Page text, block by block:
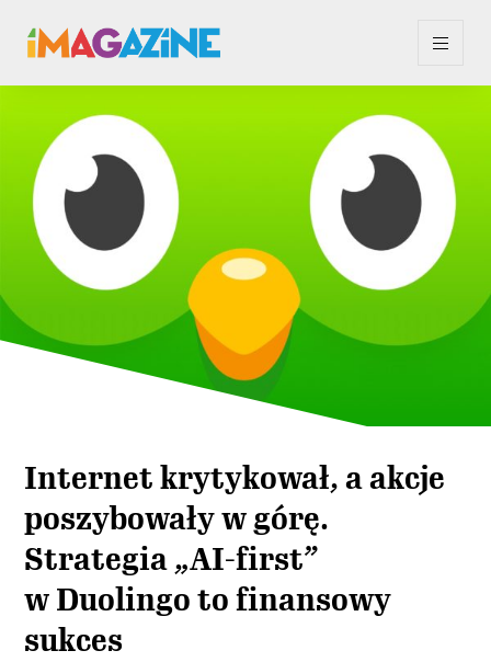
Internet krytykował, a akcje
poszybowały w górę.
Strategia „AI-first”
w Duolingo to finansowy
sukces